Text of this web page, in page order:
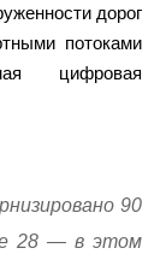
дорог
потоками
цифровая
90
28 — в этом